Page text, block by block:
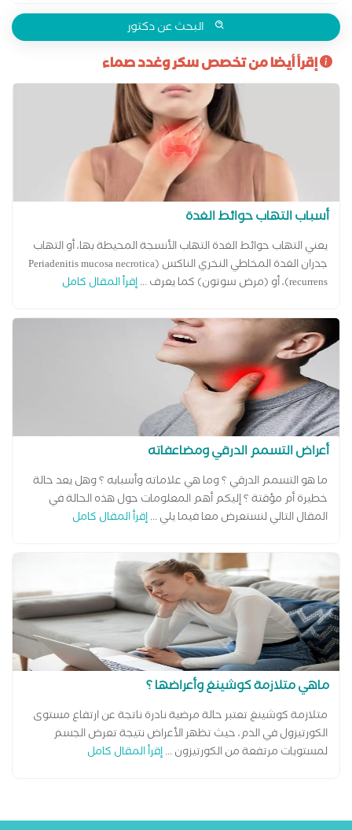
الأول علاج السكر النوع الثاني علاج الضعف الجنسى الناتج عن مرض
السكر علاج سكر الحمل علاج قصر القامة وتأخر البلوغ علاج مرض
السكر متابعة سكر الحمل متابعة سكر بالغين نوع أول وثاني
ومضاعفاته مشكلات الكلى عند مرضى السكر مضاعفات مرض السكر
البحث عن دكتور
إقرأ أيضا من تخصص سكر وغدد صماء
أسباب التهاب حوائط الغدة
يعني التهاب حوائط الغدة التهاب الأنسجة المحيطة بها، أو التهاب
جدران الغدة المخاطي النخري الناكس (Periadenitis mucosa necrotica
recurrens)، أو (مرض سوتون) كما يعرف ...
إقرأ المقال كامل
أعراض التسمم الدرقي ومضاعفاته
ما هو التسمم الدرقي ؟ وما هي علاماته وأسبابه ؟ وهل يعد حالة
خطيرة أم مؤقتة ؟ إليكم أهم المعلومات حول هذه الحالة في
المقال التالي لنستعرض معا فيما يلي ...إقرأ المقال كامل
ماهي متلازمة كوشينغ وأعراضها ؟
متلازمة كوشينغ تعتبر حالة مرضية نادرة ناتجة عن ارتفاع مستوى
الكورتيزول في الدم، حيث تظهر الأعراض نتيجة تعرض الجسم
لمستويات مرتفعة من الكورتيزون ...إقرأ المقال كامل